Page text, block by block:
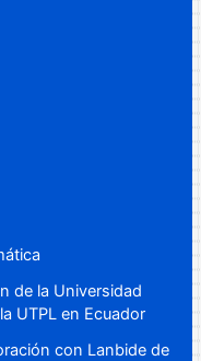
de la Universidad
UTPL en Ecuador
con Lanbide de